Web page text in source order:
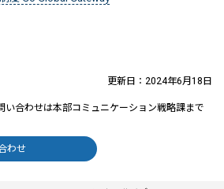
更新日：2024年6月18日
い合わせは本部コミュニケーション戦略課まで
わせ